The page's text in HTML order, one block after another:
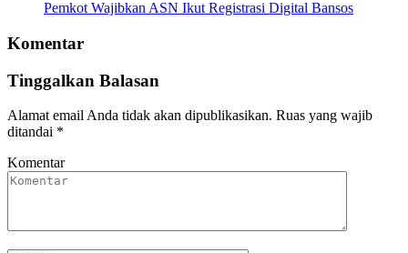
Pemkot Wajibkan ASN Ikut Registrasi Digital Bansos
Komentar
Tinggalkan Balasan
Alamat email Anda tidak akan dipublikasikan. Ruas yang wajib
ditandai *
Komentar